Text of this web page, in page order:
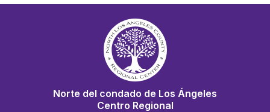
Norte del condado de Los Ángeles
Centro Regional